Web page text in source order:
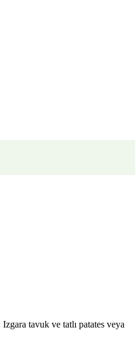
tavuk ve tatlı patates veya